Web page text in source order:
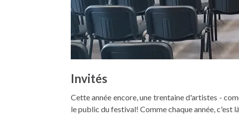
Invités
Cette année encore, une trentaine d'artistes -
le public du festival! Comme chaque année, c'est